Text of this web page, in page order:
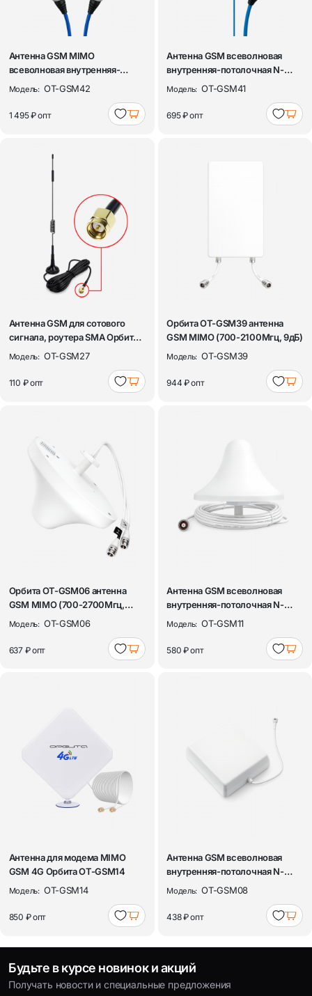
Антенна GSM MIMO
всеволновая внутренняя-
потолочная N-Female ...
Модель: OT-GSM42
1 495 ₽опт
Антенна GSM всеволновая
внутренняя-потолочная N-
Female Орбит...
Модель: OT-GSM41
695 ₽опт
Антенна GSM для сотового
сигнала, роутера SMA Орбита
OT-GSM2...
Модель: OT-GSM27
110 ₽опт
Орбита OT-GSM39 антенна
GSM MIMO (700-2100Мгц, 9дБ)
Модель: OT-GSM39
944 ₽опт
Орбита OT-GSM06 антенна
GSM MIMO (700-2700Мгц,
3.5дБ)
Модель: OT-GSM06
637 ₽опт
Антенна GSM всеволновая
внутренняя-потолочная N-
male Орбита ...
Модель: OT-GSM11
580 ₽опт
Антенна для модема MIMO
GSM 4G Орбита OT-GSM14
Модель: OT-GSM14
850 ₽опт
Антенна GSM всеволновая
внутренняя-потолочная N-
Female Орбит...
Модель: OT-GSM08
438 ₽опт
Будьте в курсе новинок и акций
Получать новости и специальные предложения